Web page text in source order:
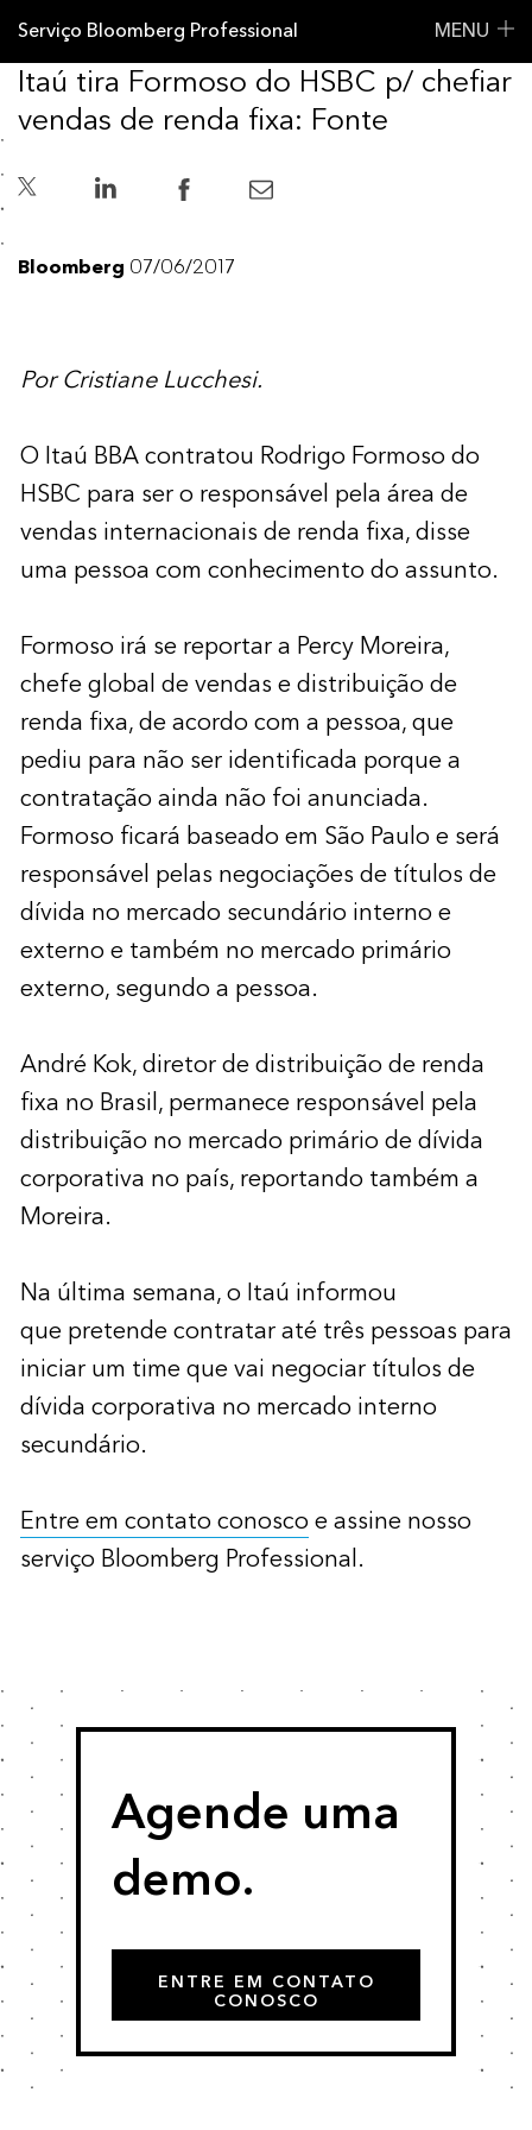
Serviço Bloomberg Professional MENU
Itaú tira Formoso do HSBC p/ chefiar
vendas de renda fixa: Fonte
Bloomberg 07/06/2017
Por Cristiane Lucchesi.
O Itaú BBA contratou Rodrigo Formoso do
HSBC para ser o responsável pela área de
vendas internacionais de renda fixa, disse
uma pessoa com conhecimento do assunto.
Formoso irá se reportar a Percy Moreira,
chefe global de vendas e distribuição de
renda fixa, de acordo com a pessoa, que
pediu para não ser identificada porque a
contratação ainda não foi anunciada.
Formoso ficará baseado em São Paulo e será
responsável pelas negociações de títulos de
dívida no mercado secundário interno e
externo e também no mercado primário
externo, segundo a pessoa.
André Kok, diretor de distribuição de renda
fixa no Brasil, permanece responsável pela
distribuição no mercado primário de dívida
corporativa no país, reportando também a
Moreira.
Na última semana, o Itaú informou
que pretende contratar até três pessoas para
iniciar um time que vai negociar títulos de
dívida corporativa no mercado interno
secundário.
Entre em contato conosco e assine nosso
serviço Bloomberg Professional.
Agende uma
demo.
ENTRE EM CONTATO
CONOSCO